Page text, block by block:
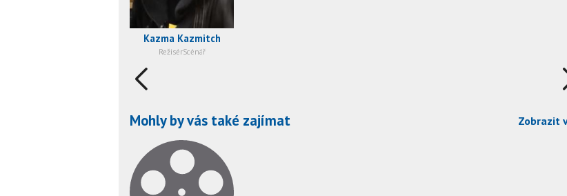
Kazma Kazmitch
RežisérScénář
Mohly by vás také zajímat Zobrazit